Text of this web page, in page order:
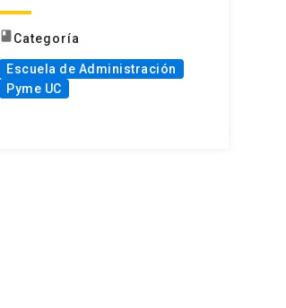
bookCategoría
Escuela de Administración
Pyme UC